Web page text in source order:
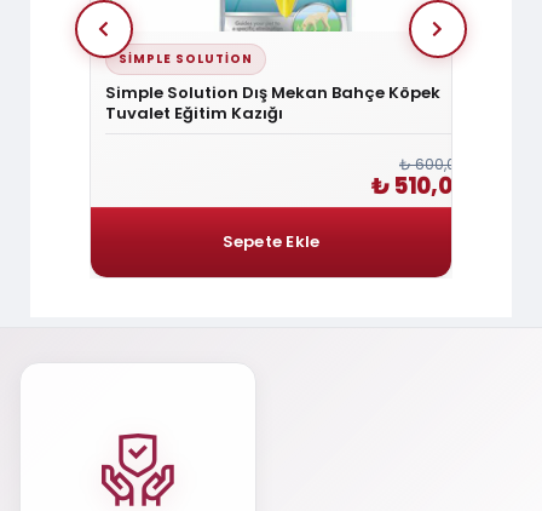
SIMPLE SOLUTION
Simple Solution Dış Mekan Bahçe Köpek
Tuvalet Eğitim Kazığı
₺ 600,00
₺ 510,00